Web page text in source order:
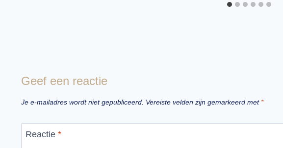
Geef een reactie
Je e-mailadres wordt niet gepubliceerd. Vereiste velden zijn gemarkeerd met *
Reactie *